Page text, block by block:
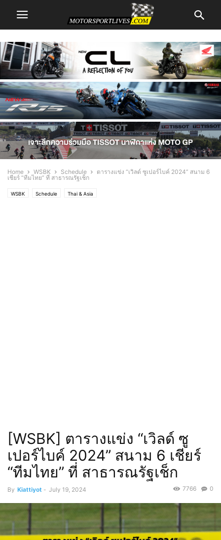
Home WSBK Schedule
ตารางแข่ง “เวิลด์ ซูเปอร์ไบค์ 2024” สนาม 6
เชียร์ “ทีมไทย” ที่ สาธารณรัฐเช็ก
WSBK Schedule Thai & Asia
[WSBK] ตารางแข่ง “เวิลด์ ซู
เปอร์ไบค์ 2024” สนาม 6 เชียร์
“ทีมไทย” ที่ สาธารณรัฐเช็ก
By Kiattiyot - July 19, 2024 0
7766